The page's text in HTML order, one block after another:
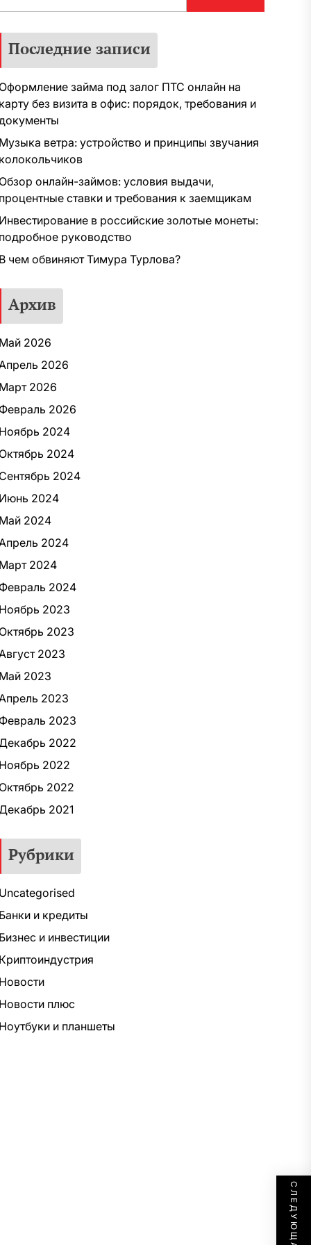
Последние записи
Оформление займа под залог ПТС онлайн на
карту без визита в офис: порядок, требования и
Музыка ветра: устройство и принципы звучания
колокольчиков
Обзор онлайн-займов: условия выдачи,
процентные ставки и требования к заемщикам
Инвестирование в российские золотые монеты:
подробное руководство
В чем обвиняют Тимура Турлова?
Архив
Май 2026
2026
Март 2026
Февраль 2026
Ноябрь 2024
Октябрь 2024
Сентябрь 2024
Июнь 2024
Май 2024
2024
Март 2024
Февраль 2024
Ноябрь 2023
Октябрь 2023
2023
Май 2023
2023
Февраль 2023
2022
Ноябрь 2022
Октябрь 2022
2021
Рубрики
Uncategorised
Банки и кредиты
Бизнес и инвестиции
Криптоиндустрия
Новости
Новости плюс
Ноутбуки и планшеты